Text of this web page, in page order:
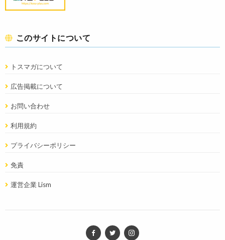
このサイトについて
トスマガについて
広告掲載について
お問い合わせ
利用規約
プライバシーポリシー
免責
運営企業 Lism